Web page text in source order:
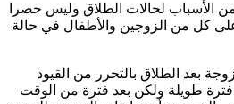
لحالات الطلاق وليس حصرا
كل من الزوجين والأطفال في حالة
بعد الطلاق بالتحرر من القيود
طويلة ولكن بعد فترة من الوقت